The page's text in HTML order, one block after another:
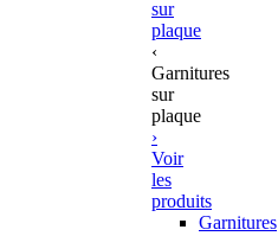
sur
plaque
‹
Garnitures
sur
plaque
›
Voir
les
produits
Garnitures